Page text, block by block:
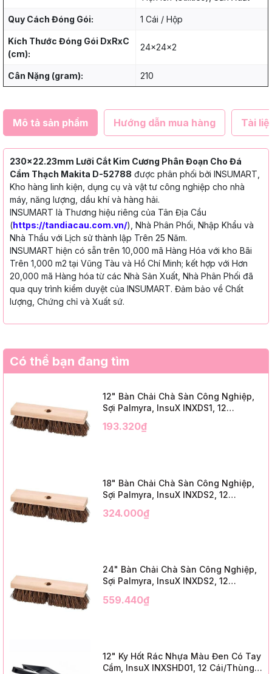
Quy Cách Đóng Gói: 1 Cái / Hộp
Kích Thước Đóng Gói DxRxC
(cm):
24x24x2
Cân Nặng (gram): 210
Mô tả sản phẩm Hướng dẫn mua hàng Tài
230x22.23mm Lưỡi Cắt Kim Cương Phân Đoạn Cho Đá
Cẩm Thạch Makita D-52788 được phân phối bởi INSUMART,
Kho hàng linh kiện, dụng cụ và vật tư công nghiệp cho nhà
máy, năng lượng, dầu khí và hàng hải.
INSUMART là Thương hiệu riêng của Tân Địa Cầu
(https://tandiacau.com.vn/), Nhà Phân Phối, Nhập Khẩu và
Nhà Thầu với Lịch sử thành lập Trên 25 Năm.
INSUMART hiện có sẵn trên 10,000 mã Hàng Hóa với kho Bãi
Trên 1,000 m2 tại Vũng Tàu và Hồ Chí Minh; kết hợp với Hơn
20,000 mã Hàng hóa từ các Nhà Sản Xuất, Nhà Phân Phối đã
qua quy trình kiểm duyệt của INSUMART. Đảm bảo về Chất
lượng, Chứng chỉ và Xuất sứ.
Có thể bạn đang tìm
12" Bàn Chải Chà Sàn Công Nghiệp,
Sợi Palmyra, InsuX INXDS1, 12
Trim)
193.320₫
18" Bàn Chải Chà Sàn Công Nghiệp,
Sợi Palmyra, InsuX INXDS2, 12
Trim)
324.000₫
24" Bàn Chải Chà Sàn Công Nghiệp,
Sợi Palmyra, InsuX INXDS2, 12
3" Trim)
559.440₫
12" Ky Hốt Rác Nhựa Màu Đen Có Tay
Cầm, InsuX INXSHD01, 12 Cái/Thùng,